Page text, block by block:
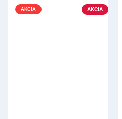
AKCIA
AKCIA